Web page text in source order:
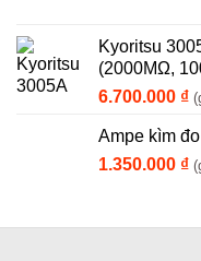
Kyoritsu
(2000MΩ,
6.700.000 ₫
Ampe kìm
1.350.000 ₫